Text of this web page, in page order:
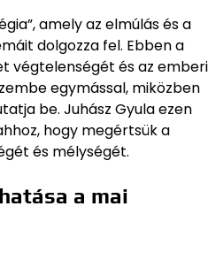
amely az elmúlás és a
dolgozza fel. Ebben a
végtelenségét és az emberi
egymással, miközben
be. Juhász Gyula ezen
hogy megértsük a
és mélységét.
a mai